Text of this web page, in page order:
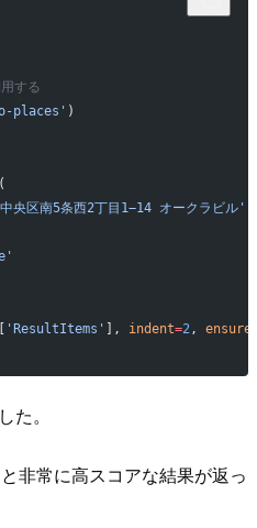
する
places' )
央区南5条西2丁目1−14 オークラビル'
'ResultItems' ], indent=2,
た。
非常に高スコアな結果が返っ